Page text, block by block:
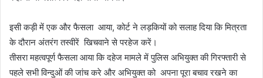
इसी कड़ी में एक और फैसला आया, कोर्ट ने लड़कियों को सलाह दिया कि मित्रता
के दौरान अंतरंग तस्वीरें खिचवाने से परहेज करें।
तीसरा महत्वपूर्ण फैसला आया कि दहेज मामले में पुलिस अभियुक्त की गिरफ्तारी से
पहले सभी विन्दुओं की जांच करे और अभियुक्त को अपना पूरा बचाव रखने का